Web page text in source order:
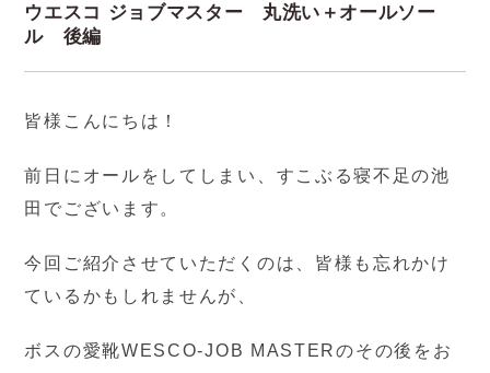
ウエスコ ジョブマスター 丸洗い＋オールソー
ル 後編
皆様こんにちは！
前日にオールをしてしまい、すこぶる寝不足の池
田でございます。
今回ご紹介させていただくのは、皆様も忘れかけ
ているかもしれませんが、
ボスの愛靴WESCO-JOB MASTERのその後をお